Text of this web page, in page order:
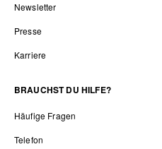
Newsletter
Presse
Karriere
BRAUCHST DU HILFE?
Häufige Fragen
Telefon